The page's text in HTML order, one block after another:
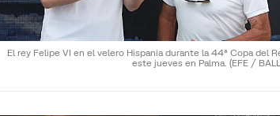
El rey Felipe VI en el velero Hispania durante la 44ª Copa del
este jueves en Palma. (EFE /